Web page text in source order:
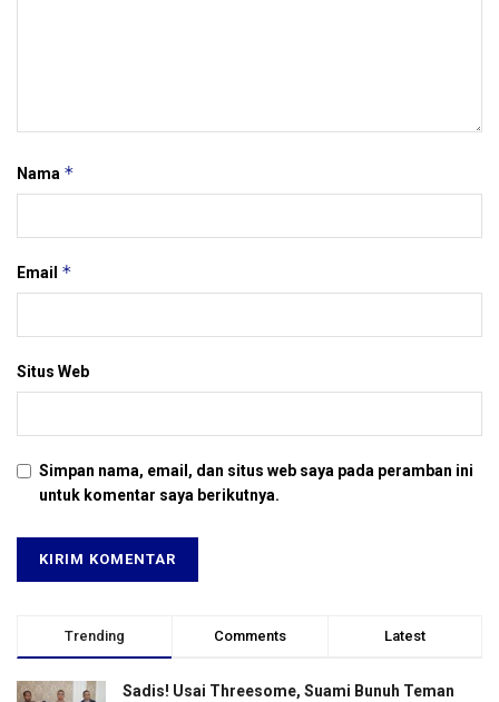
Nama *
Email *
Situs Web
Simpan nama, email, dan situs web saya pada peramban ini
untuk komentar saya berikutnya.
Trending Comments Latest
Sadis! Usai Threesome, Suami Bunuh Teman